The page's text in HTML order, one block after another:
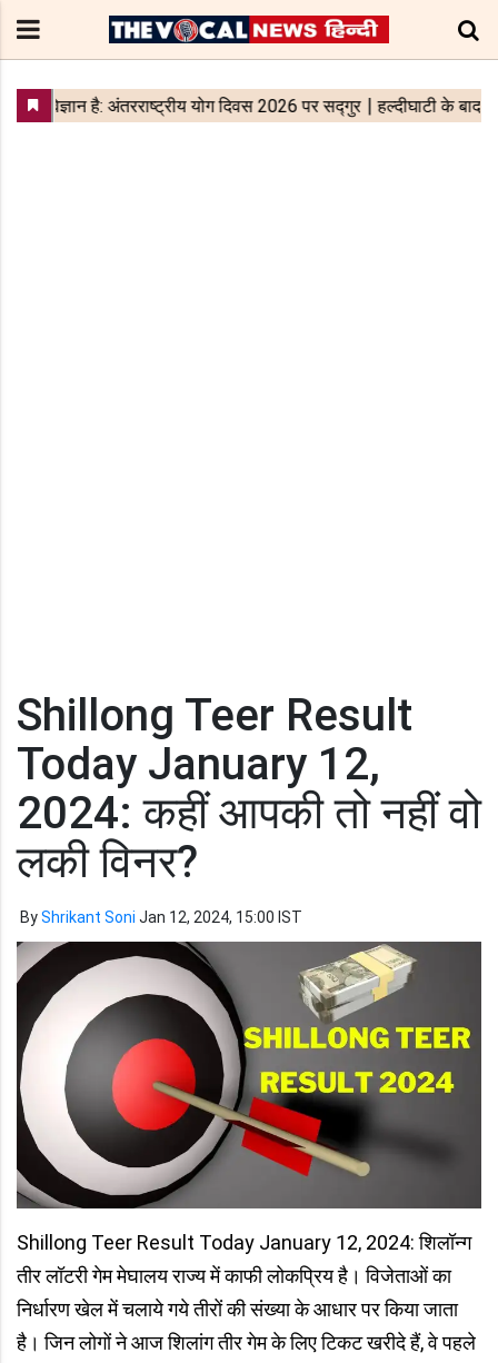
Shillong Teer Result
Today January 12,
2024: कहीं आपकी तो नहीं वो
लकी विनर?
ByShrikant Soni Jan 12, 2024, 15:00 IST
Shillong Teer Result Today January 12, 2024: शिलॉन्ग
तीर लॉटरी गेम मेघालय राज्य में काफी लोकप्रिय है। विजेताओं का
निर्धारण खेल में चलाये गये तीरों की संख्या के आधार पर किया जाता
है। जिन लोगों ने आज शिलांग तीर गेम के लिए टिकट खरीदे हैं, वे पहले